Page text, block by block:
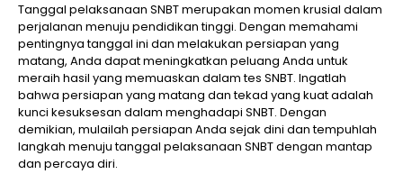
Tanggal pelaksanaan SNBT merupakan momen krusial dalam
perjalanan menuju pendidikan tinggi. Dengan memahami
pentingnya tanggal ini dan melakukan persiapan yang
matang, Anda dapat meningkatkan peluang Anda untuk
meraih hasil yang memuaskan dalam tes SNBT. Ingatlah
bahwa persiapan yang matang dan tekad yang kuat adalah
kunci kesuksesan dalam menghadapi SNBT. Dengan
demikian, mulailah persiapan Anda sejak dini dan tempuhlah
langkah menuju tanggal pelaksanaan SNBT dengan mantap
dan percaya diri.